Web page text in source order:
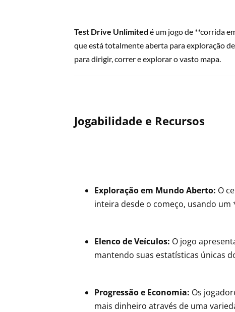
Test Drive Unlimited é um jogo de **corrida
que está totalmente aberta para exploração
para dirigir, correr e explorar o vasto mapa.
Jogabilidade e Recursos
Exploração em Mundo Aberto: O
inteira desde o começo, usando
Elenco de Veículos: O jogo
mantendo suas estatísticas únicas
Progressão e Economia: Os
mais dinheiro através de uma